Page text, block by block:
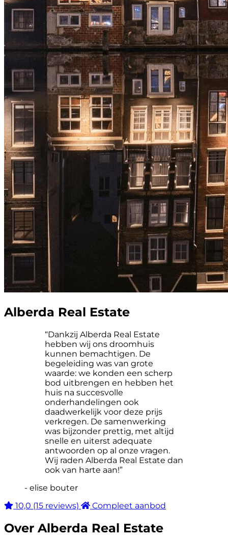
Alberda Real Estate
“Dankzij Alberda Real Estate
hebben wij ons droomhuis
kunnen bemachtigen. De
begeleiding was van grote
waarde: we konden een scherp
bod uitbrengen en hebben het
huis na succesvolle
onderhandelingen ook
daadwerkelijk voor deze prijs
verkregen. De samenwerking
was bijzonder prettig, met altijd
snelle en uiterst adequate
antwoorden op al onze vragen.
Wij raden Alberda Real Estate dan
ook van harte aan!”
- elise bouter
10,0 (15 reviews) Compleet aanbod
Over Alberda Real Estate